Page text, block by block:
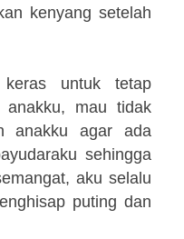
kenyang setelah
untuk tetap
anakku, mau tidak
anakku agar ada
sehingga
aku selalu
puting dan